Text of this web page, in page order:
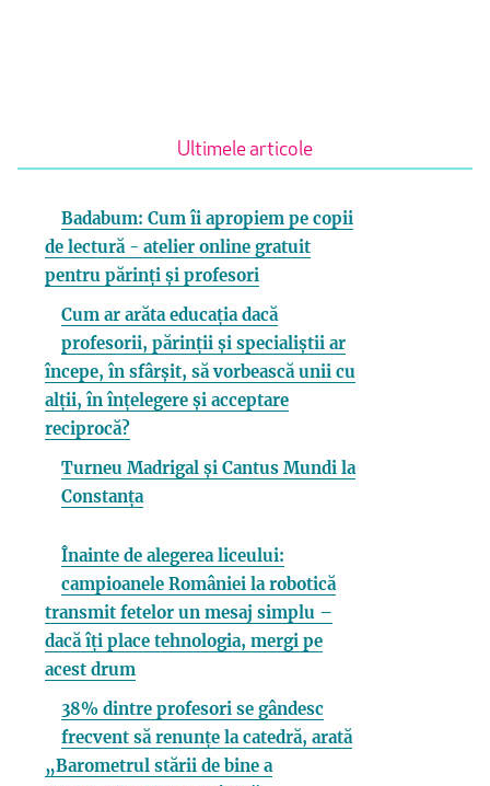
Ultimele articole
Badabum: Cum îi apropiem pe copii
de lectură - atelier online gratuit
pentru părinți și profesori
Cum ar arăta educația dacă
profesorii, părinții și specialiștii ar
începe, în sfârșit, să vorbească unii cu
alții, în înțelegere și acceptare
reciprocă?
Turneu Madrigal și Cantus Mundi la
Constanța
Înainte de alegerea liceului:
campioanele României la robotică
transmit fetelor un mesaj simplu –
dacă îți place tehnologia, mergi pe
acest drum
38% dintre profesori se gândesc
frecvent să renunțe la catedră, arată
„Barometrul stării de bine a